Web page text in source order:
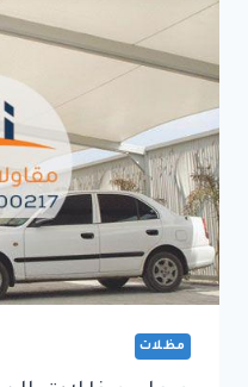
احترافية
معايير
الجودة
مظلات